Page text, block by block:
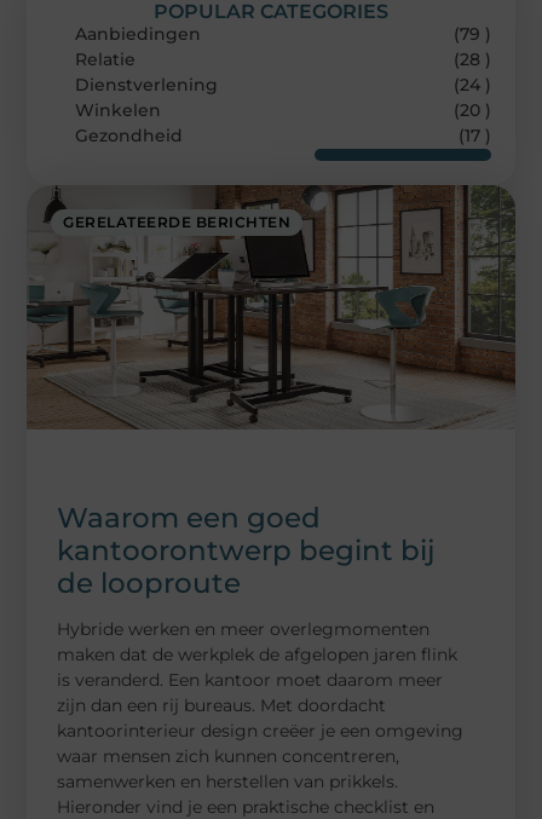
GERELATEERDE BERICHTEN
Waarom een goed
kantoorontwerp begint bij
de looproute
Hybride werken en meer overlegmomenten
maken dat de werkplek de afgelopen jaren flink
is veranderd. Een kantoor moet daarom meer
zijn dan een rij bureaus. Met doordacht
kantoorinterieur design creëer je een omgeving
waar mensen zich kunnen concentreren,
samenwerken en herstellen van prikkels.
Hieronder vind je een praktische checklist en
POPULAR CATEGORIES
Aanbiedingen
(79 )
Relatie
(28 )
Dienstverlening
(24 )
Winkelen
(20 )
Gezondheid
(17 )